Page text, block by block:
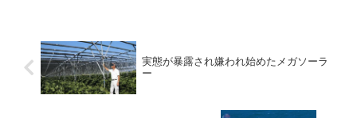
実態が暴露され嫌われ始めたメガソーラ
ー